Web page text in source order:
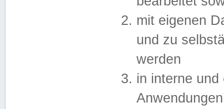
mit eigenen
und zu
werden
in interne